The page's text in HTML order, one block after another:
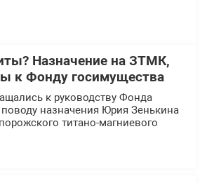
Назначение на ЗТМК,
к Фонду госимущества
к руководству Фонда
назначения Юрия Зенькина
титано-магниевого